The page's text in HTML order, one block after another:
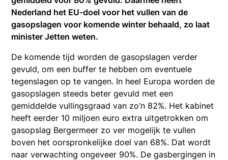
Nederland het EU-doel voor het vullen van de
gasopslagen voor komende winter behaald, zo laat
minister Jetten weten.
De komende tijd worden de gasopslagen verder
gevuld, om een buffer te hebben om eventuele
tegenslagen op te vangen. In heel Europa worden de
gasopslagen steeds beter gevuld met een
gemiddelde vullingsgraad van zo’n 82%. Het kabinet
heeft eerder 10 miljoen euro extra uitgetrokken om
gasopslag Bergermeer zo ver mogelijk te vullen
boven het oorspronkelijke doel van 68%. Dat wordt
naar verwachting ongeveer 90%. De gasbergingen in